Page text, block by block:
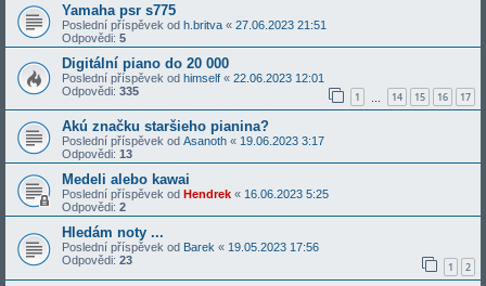
Yamaha psr s775
Poslední příspěvek od h.britva « 27.06.2023 21:51
Odpovědi: 5
Digitální piano do 20 000
Poslední příspěvek od himself « 22.06.2023 12:01
Odpovědi: 335 1 14 15 16 17
Akú značku staršieho pianina?
Poslední příspěvek od Asanoth « 19.06.2023 3:17
Odpovědi: 13
Medeli alebo kawai
Poslední příspěvek od Hendrek « 16.06.2023 5:25
Odpovědi: 2
Hledám noty ...
Poslední příspěvek od Barek « 19.05.2023 17:56
Odpovědi: 23 1 2